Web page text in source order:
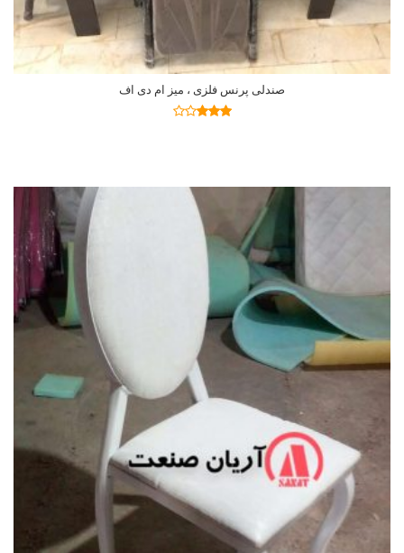
صندلی پرنس فلزی ، میز ام دی اف
اطلاعات بیشتر